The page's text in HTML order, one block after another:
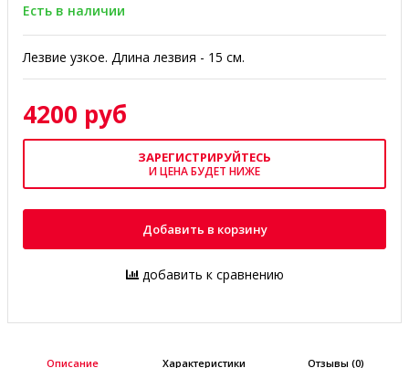
Есть в наличии
Лезвие узкое. Длина лезвия - 15 см.
4200 руб
ЗАРЕГИСТРИРУЙТЕСЬ
И ЦЕНА БУДЕТ НИЖЕ
Добавить в корзину
добавить к сравнению
Описание Характеристики Отзывы (0)